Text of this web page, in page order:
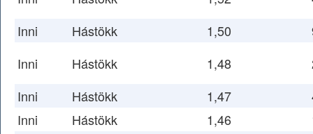
Inni
Hástökk 1,50
Inni
Hástökk 1,48
Inni
Hástökk 1,47
Inni
Hástökk 1,46